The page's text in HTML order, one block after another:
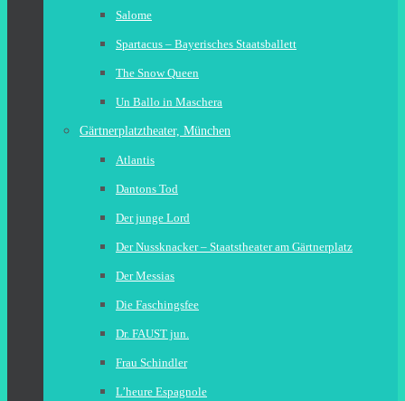
Salome
Spartacus – Bayerisches Staatsballett
The Snow Queen
Un Ballo in Maschera
Gärtnerplatztheater, München
Atlantis
Dantons Tod
Der junge Lord
Der Nussknacker – Staatstheater am Gärtnerplatz
Der Messias
Die Faschingsfee
Dr. FAUST jun.
Frau Schindler
L’heure Espagnole